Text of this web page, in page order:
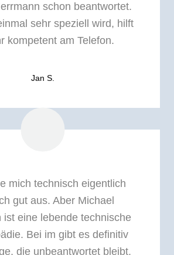
schon beantwortet.
sehr speziell wird, hilft
kompetent am Telefon.
Jan S.
mich technisch eigentlich
gut aus. Aber Michael
ist eine lebende technische
Bei im gibt es definitiv
die unbeantwortet bleibt.